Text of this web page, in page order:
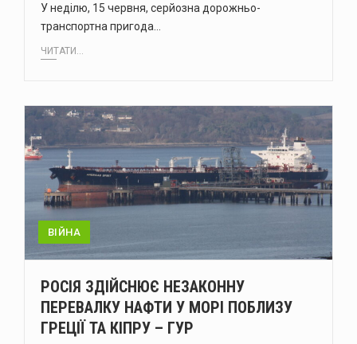
У неділю, 15 червня, серйозна дорожньо-
транспортна пригода…
ЧИТАТИ...
ВІЙНА
РОСІЯ ЗДІЙСНЮЄ НЕЗАКОННУ
ПЕРЕВАЛКУ НАФТИ У МОРІ ПОБЛИЗУ
ГРЕЦІЇ ТА КІПРУ – ГУР